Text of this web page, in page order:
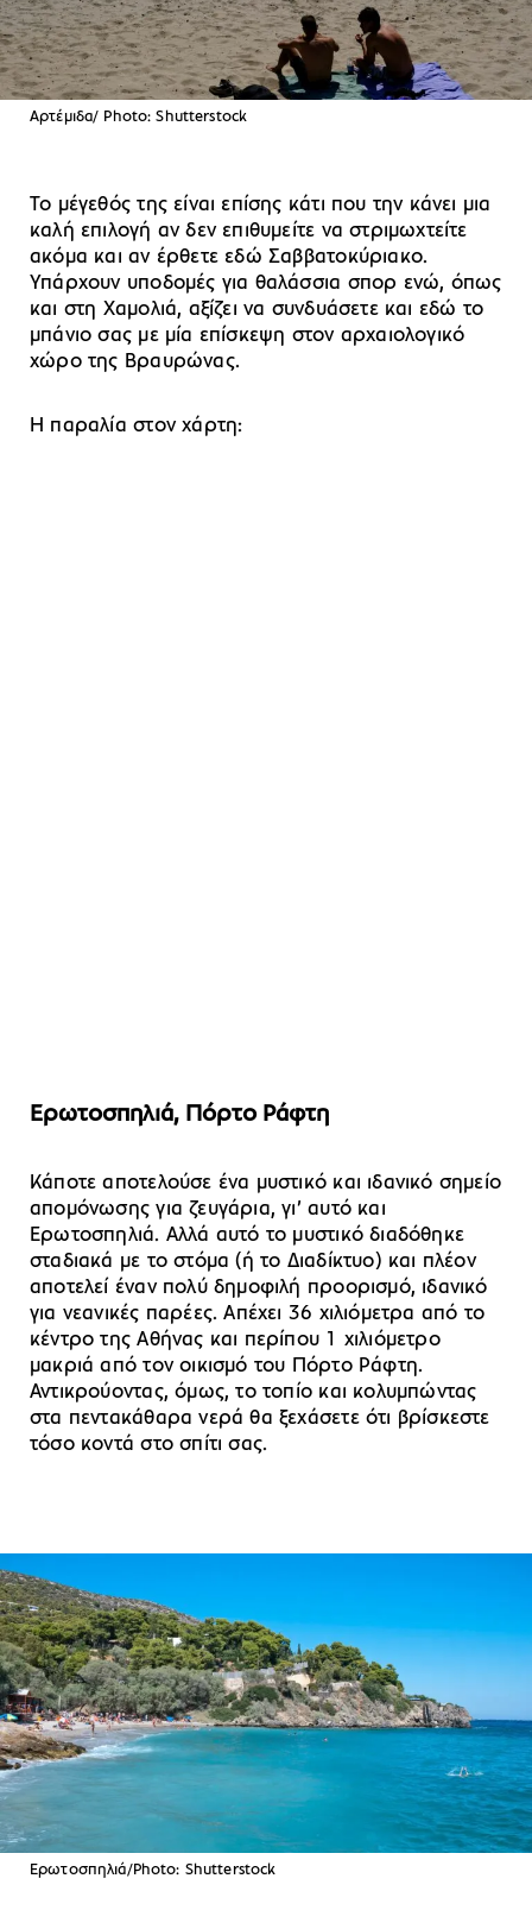
Aρτέμιδα/ Photo: Shutterstock
Το μέγεθός της είναι επίσης κάτι που την κάνει μια
καλή επιλογή αν δεν επιθυμείτε να στριμωχτείτε
ακόμα και αν έρθετε εδώ Σαββατοκύριακο.
Υπάρχουν υποδομές για θαλάσσια σπορ ενώ, όπως
και στη Χαμολιά, αξίζει να συνδυάσετε και εδώ το
μπάνιο σας με μία επίσκεψη στον αρχαιολογικό
χώρο της Βραυρώνας.
H παραλία στον χάρτη:
Ερωτοσπηλιά, Πόρτο Ράφτη
Κάποτε αποτελούσε ένα μυστικό και ιδανικό σημείο
απομόνωσης για ζευγάρια, γι’ αυτό και
Ερωτοσπηλιά. Αλλά αυτό το μυστικό διαδόθηκε
σταδιακά με το στόμα (ή το Διαδίκτυο) και πλέον
αποτελεί έναν πολύ δημοφιλή προορισμό, ιδανικό
για νεανικές παρέες. Απέχει 36 χιλιόμετρα από το
κέντρο της Αθήνας και περίπου 1 χιλιόμετρο
μακριά από τον οικισμό του Πόρτο Ράφτη.
Αντικρούοντας, όμως, το τοπίο και κολυμπώντας
στα πεντακάθαρα νερά θα ξεχάσετε ότι βρίσκεστε
τόσο κοντά στο σπίτι σας.
Ερωτοσπηλιά/Photo: Shutterstock